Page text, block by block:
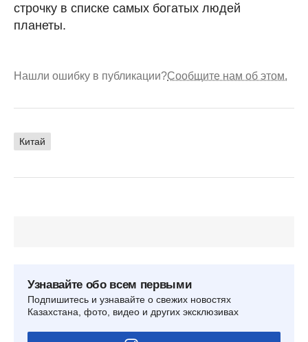
строчку в списке самых богатых людей
планеты.
Нашли ошибку в публикации?Сообщите нам об этом.
Китай
Узнавайте обо всем первыми
Подпишитесь и узнавайте о свежих новостях
Казахстана, фото, видео и других эксклюзивах